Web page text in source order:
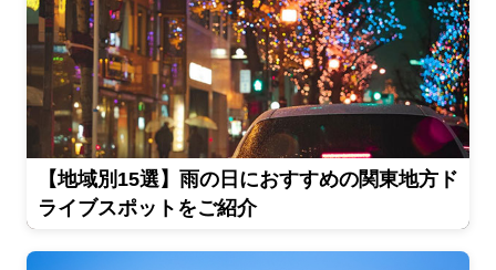
【地域別15選】雨の日におすすめの関東地方ド
ライブスポットをご紹介